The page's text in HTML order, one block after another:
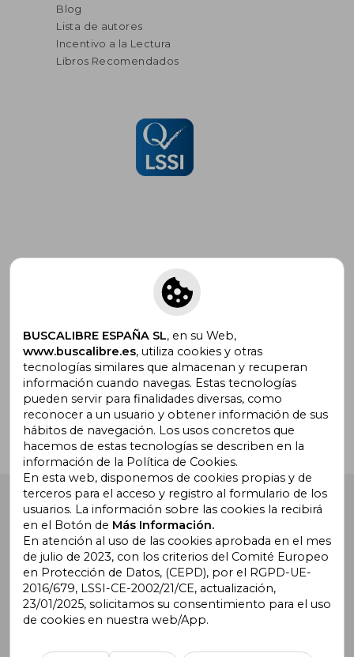
Blog
Lista de autores
Incentivo a la Lectura
Libros Recomendados
Suscríbete para recibir ofertas y
promociones
¿Necesitas ayuda?
Ir a Centro de Soporte
Buscalibre España . Calle Energía, 65, Nave 3 (08940),
Cornellà de Llobregat, Barcelona. Derechos Reservados.
Buscalibre Argentina| Buscalibre Chile
BUSCALIBRE ESPAÑA SL, en su Web,
www.buscalibre.es, utiliza cookies y otras
tecnologías similares que almacenan y recuperan
información cuando navegas. Estas tecnologías
pueden servir para finalidades diversas, como
reconocer a un usuario y obtener información de sus
hábitos de navegación. Los usos concretos que
hacemos de estas tecnologías se describen en la
información de la Política de Cookies.
En esta web, disponemos de cookies propias y de
terceros para el acceso y registro al formulario de los
usuarios. La información sobre las cookies la recibirá
en el Botón de Más Información.
En atención al uso de las cookies aprobada en el mes
de julio de 2023, con los criterios del Comité Europeo
en Protección de Datos, (CEPD), por el RGPD-UE-
2016/679, LSSI-CE-2002/21/CE, actualización,
23/01/2025, solicitamos su consentimiento para el uso
de cookies en nuestra web/App.